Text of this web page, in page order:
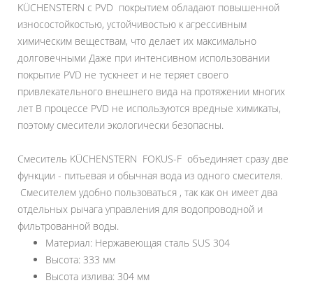
KÜCHENSTERN с PVD покрытием обладают повышенной
износостойкостью, устойчивостью к агрессивным
химическим веществам, что делает их максимально
долговечными Даже при интенсивном использовании
покрытие PVD не тускнеет и не теряет своего
привлекательного внешнего вида на протяжении многих
лет В процессе PVD не используются вредные химикаты,
поэтому смесители экологически безопасны.
Смеситель KÜCHENSTERN FOKUS-F объединяет сразу две
функции - питьевая и обычная вода из одного смесителя.
Смесителем удобно пользоваться , так как он имеет два
отдельных рычага управления для водопроводной и
фильтрованной воды.
Материал: Нержавеющая сталь SUS 304
Высота: 333 мм
Высота излива: 304 мм